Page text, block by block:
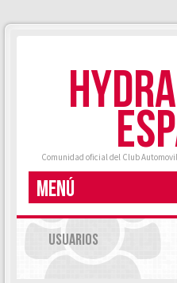
Comunidad oficial del Club
MENÚ
USUARIOS